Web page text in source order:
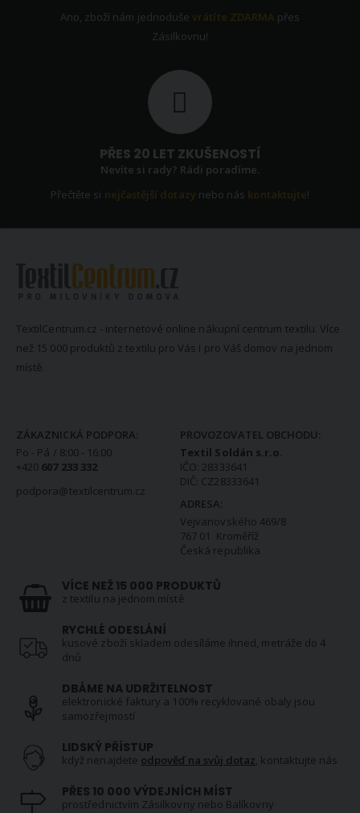
Ano, zboží nám jednoduševrátíte ZDARMA přes
Zásilkovnu!
PŘES 20 LET ZKUŠENOSTÍ
Nevíte si rady? Rádi poradíme.
Přečtěte si nejčastější dotazy nebo nás kontaktujte!
TextilCentrum.cz - internetové online nákupní centrum textilu. Více
než 15 000 produktů z textilu pro Vás i pro Váš domov na jednom
místě.
ZÁKAZNICKÁ PODPORA:
Po - Pá / 8:00 - 16:00
+420 607 233 332
podpora@textilcentrum.cz
PROVOZOVATEL OBCHODU:
Textil Soldán s.r.o.
IČO: 28333641
DIČ: CZ28333641
ADRESA:
Vejvanovského 469/8
767 01 Kroměříž
Česká republika
VÍCE NEŽ 15 000 PRODUKTŮ
z textilu na jednom místě
RYCHLÉ ODESLÁNÍ
kusové zboží skladem odesíláme ihned, metráže do 4
dnů
DBÁME NA UDRŽITELNOST
elektronické faktury a 100% recyklované obaly jsou
samozřejmostí
LIDSKÝ PŘÍSTUP
když nenajdete odpověď na svůj dotaz, kontaktujte nás
PŘES 10 000 VÝDEJNÍCH MÍST
prostřednictvím Zásilkovny nebo Balíkovny